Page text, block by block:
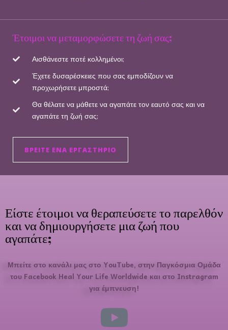
Έτοιμοι να μεταμορφώσετε τη ζωή σας;
Αισθάνεστε ποτέ κολλημένοι;
Έχετε δυσαρέσκειες που σας εμποδίζουν να
προχωρήσετε μπροστά;
Θα θέλατε να μάθετε να αγαπάτε τον εαυτό σας και να
αγαπάτε τη ζωή σας;
ΒΡΕΊΤΕ ΈΝΑ ΕΡΓΑΣΤΉΡΙΟ
Είστε έτοιμοι να θεραπεύσετε το παρελθόν
και να δημιουργήσετε μια ζωή που
αγαπάτε;
Μπείτε στο κανάλι μας στο YouTube, στην Παγκόσμια Ομάδα
του Facebook Heal Your Life Worldwide και στο Instragram
για έμπνευση!